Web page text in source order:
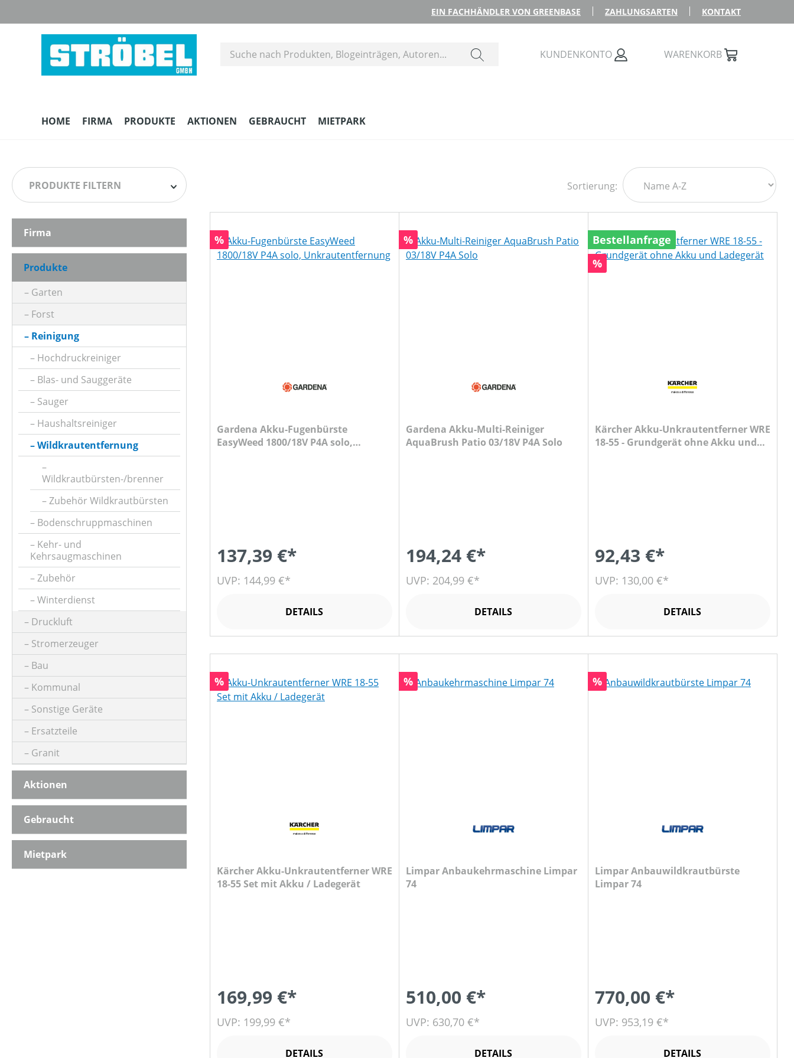
EIN FACHHÄNDLER VON GREENBASE ZAHLUNGSARTEN KONTAKT
KUNDENKONTO WARENKORB
HOME FIRMA PRODUKTE AKTIONEN GEBRAUCHT MIETPARK
PRODUKTE FILTERN
HERSTELLER
ARBEITSSTUFENANZAHL
BETRIEBSART
BÜRSTENDREHZAHL (IN UMDREHUNGEN/MIN)
FAHRANTRIEBSART
FARBE (GERÄT)
GESCHWINDIGKEIT MAX (IN KM/H)
KLASSIFIZIERUNG
MOTORLEISTUNG (IN PS)
MOTORLEISTUNG (IN UMDREHUNGEN/MIN)
MOTORLEISTUNG (IN KW)
MOTORTYP (HERSTELLERBEZEICHNUNG)
PRODUKTTYP
PREIS
Firma
Produkte
Garten
Forst
Reinigung
Hochdruckreiniger
Blas- und Sauggeräte
Sauger
Haushaltsreiniger
Wildkrautentfernung
Wildkrautbürsten-/brenner
Zubehör Wildkrautbürsten
Bodenschruppmaschinen
Kehr- und
Kehrsaugmaschinen
Zubehör
Winterdienst
Druckluft
Stromerzeuger
Bau
Kommunal
Sonstige Geräte
Ersatzteile
Granit
Aktionen
Gebraucht
Mietpark
Sortierung:
Rabatt
%
Gardena Akku-Fugenbürste
EasyWeed 1800/18V P4A solo,
137,39 €*
UVP: 144,99 €*
DETAILS
Rabatt
%
Gardena Akku-Multi-Reiniger
AquaBrush Patio 03/18V P4A Solo
194,24 €*
UVP: 204,99 €*
DETAILS
Bestellanfrage
Rabatt
%
Kärcher Akku-Unkrautentferner WRE
18-55 - Grundgerät ohne Akku und
92,43 €*
UVP: 130,00 €*
DETAILS
Rabatt
%
Kärcher Akku-Unkrautentferner WRE
18-55 Set mit Akku / Ladegerät
169,99 €*
UVP: 199,99 €*
DETAILS
Rabatt
%
Limpar Anbaukehrmaschine Limpar
74
510,00 €*
UVP: 630,70 €*
DETAILS
Rabatt
%
Limpar Anbauwildkrautbürste
Limpar 74
770,00 €*
UVP: 953,19 €*
DETAILS